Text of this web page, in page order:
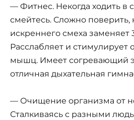
— Фитнес. Некогда ходить в
смейтесь. Сложно поверить,
искреннего смеха заменяет
Расслабляет и стимулирует
мышц. Имеет согревающий
отличная дыхательная
— Очищение организма от
Сталкиваясь с разными